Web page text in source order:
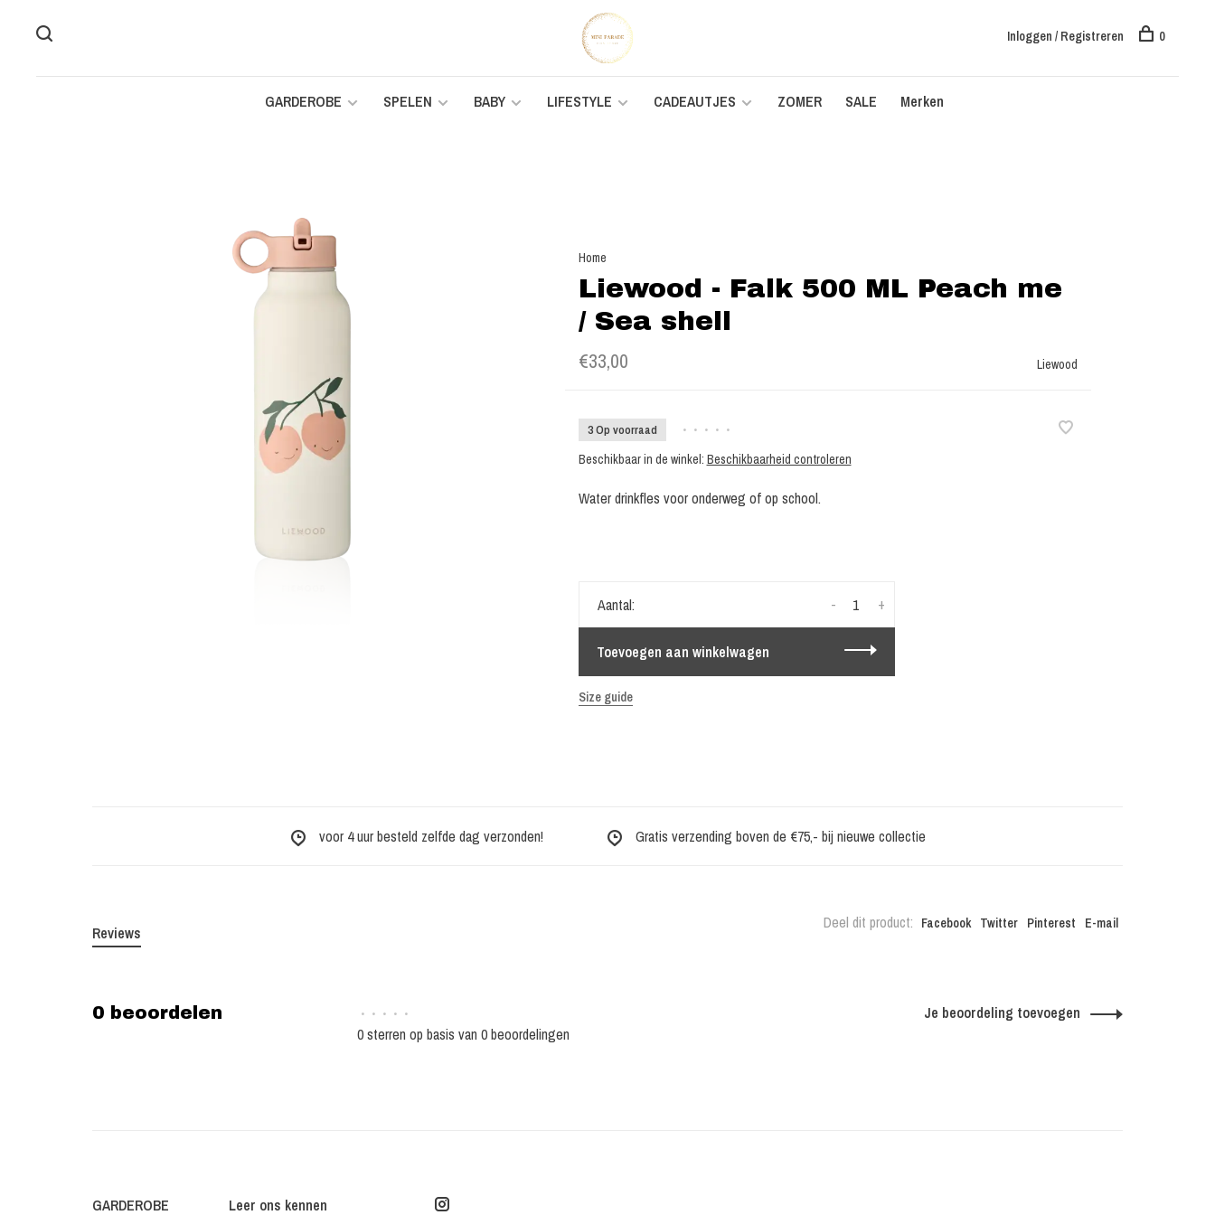
GARDEROBE SPELEN BABY LIFESTYLE CADEAUTJES ZOMER SALE Merken
Inloggen / Registreren 0
Home
Liewood - Falk 500 ML Peach me
/ Sea shell
€33,00 Liewood
3 Op voorraad • • • • •
Beschikbaar in de winkel: Beschikbaarheid controleren
Water drinkfles voor onderweg of op school.
Aantal: +
-
Toevoegen aan winkelwagen
Size guide
voor 4 uur besteld zelfde dag verzonden! Gratis verzending boven de €75,- bij nieuwe collectie
Deel dit product: Facebook Twitter Pinterest E-mail
Reviews
0 beoordelen • • • • •
0 sterren op basis van 0 beoordelingen
Je beoordeling toevoegen
GARDEROBE
Leer ons kennen